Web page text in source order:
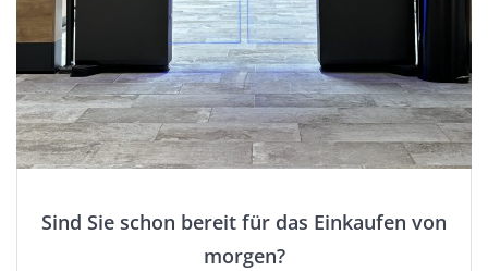
Sind Sie schon bereit für das Einkaufen von
morgen?